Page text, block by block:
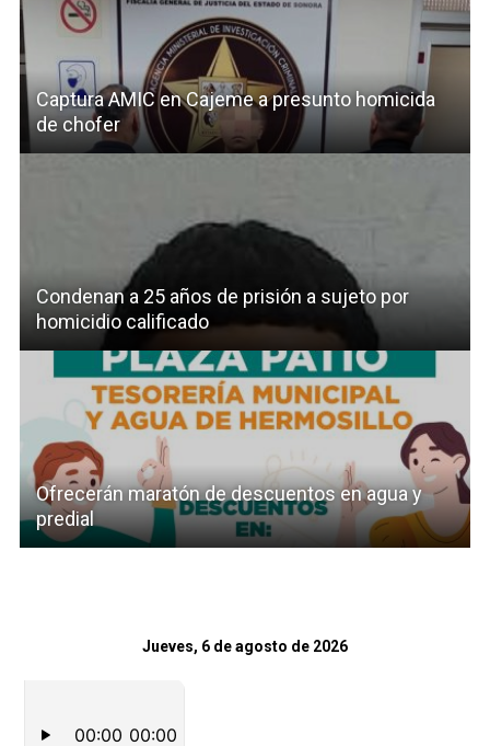
Captura AMIC en Cajeme a presunto homicida
de chofer
Condenan a 25 años de prisión a sujeto por
homicidio calificado
Ofrecerán maratón de descuentos en agua y
predial
Jueves, 6 de agosto de 2026